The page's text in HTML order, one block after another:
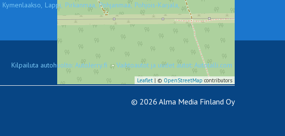
Leaflet | © OpenStreetMap contributors
Kymenlaakso, Lappi, Pirkanmaa, Pohjanmaa, Pohjois-Karjala,
Kilpailuta autohuolto: AutoJerry.fi - Vaihtoautot ja uudet autot: Autotalli.com
© 2026 Alma Media Finland Oy